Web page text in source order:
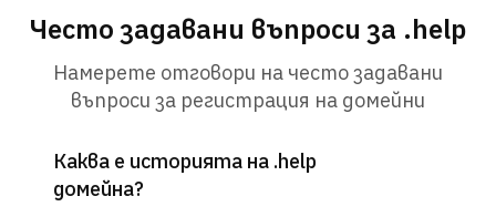
Често задавани въпроси за .help
Намерете отговори на често задавани
въпроси за регистрация на домейни
Каква е историята на .help
домейна?